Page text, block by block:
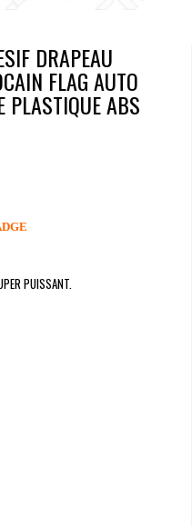
DRAPEAU
FLAG AUTO
PLASTIQUE ABS
PUISSANT.